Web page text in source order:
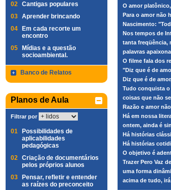
02 Cantigas populares
03 Aprender brincando
04
Em cada recorte um
encontro
05
Mídias e a questão
socioambiental.
Banco de Relatos
Planos de Aula
Filtrar por
01
Possibilidades de
aplicabilidades
pedagógicas
02 Criação de documentários
pelos próprios alunos
03
Pensar, refletir e entender
as raízes do preconceito
O amor
Para o amor não
Nascimento:
Nos tempos de
tanta freqüência,
palavras
O filme fala dos
"Diz que é de
Diz que é de
Tudo conquista o
coisas que não
Razão e amor
Há em nossa
ontem, ainda é
Há histórias
Há histórias
O objetivo é
Trazer Pero Vaz
uma forma
acima de tudo,